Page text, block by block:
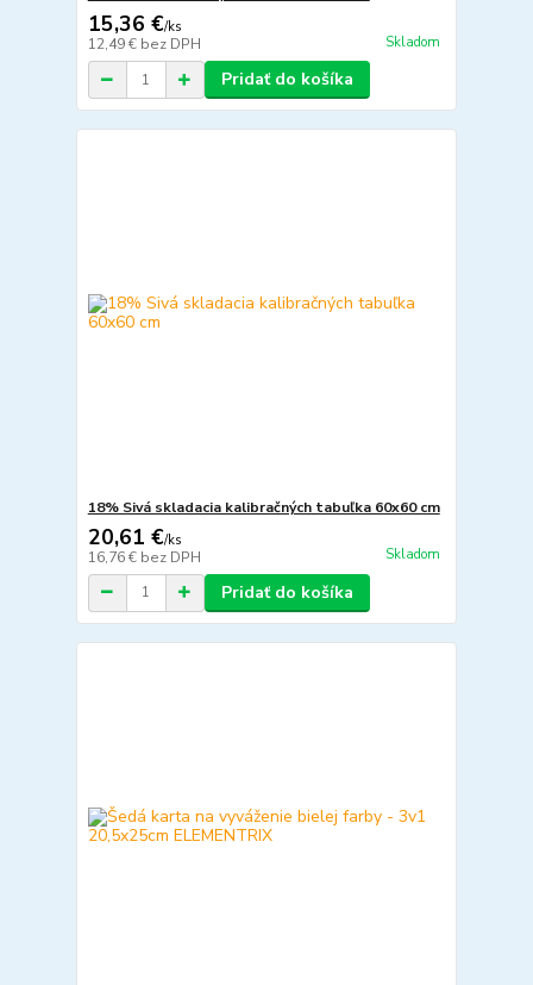
15,36 €/ks
12,49 € bez DPH Skladom
Pridať do košíka
18% Sivá skladacia kalibračných tabuľka 60x60 cm
20,61 €/ks
16,76 € bez DPH Skladom
Pridať do košíka